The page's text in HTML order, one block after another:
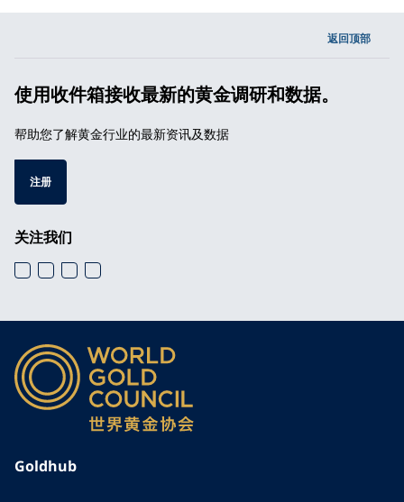
返回顶部
使用收件箱接收最新的黄金调研和数据。
帮助您了解黄金行业的最新资讯及数据
注册
关注我们
Goldhub